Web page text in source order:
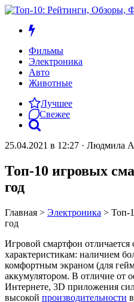
Фильмы
Электроника
Авто
Животные
Лучшее
Свежее
25.04.2021 в 12:27 · Людмила
Топ-10 игровых
год
Главная > Электроника > Топ-
год
Игровой смартфон
характеристикам: наличием
комфортным экраном (для
аккумулятором. В отличие от
Интернете, 3D приложения
высокой производительности